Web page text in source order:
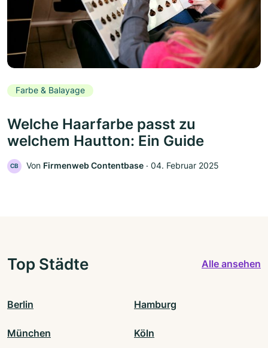
Farbe & Balayage
Welche Haarfarbe passt zu
welchem Hautton: Ein Guide
CB Von Firmenweb Contentbase ‧ 04. Februar 2025
Top Städte Alle ansehen
Berlin Hamburg
München Köln